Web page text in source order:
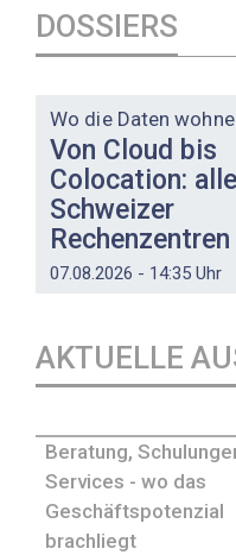
DOSSIERS
Wo die Daten
Von Cloud bis
Colocation:
Schweizer
Rechenzentren
07.08.2026 - 14:35 Uhr
AKTUELLE
Beratung,
Services - wo das
Geschäftspotenzial
brachliegt